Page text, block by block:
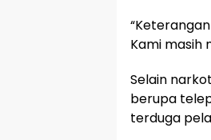
Kami masih
Selain
berupa
terduga